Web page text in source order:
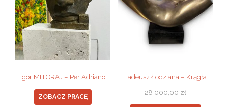
Igor MITORAJ – Per Adriano
ZOBACZ PRACĘ
Tadeusz Łodziana – Krągła
28 000,00 zł